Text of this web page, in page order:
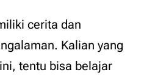
cerita dan
Kalian yang
tentu bisa belajar